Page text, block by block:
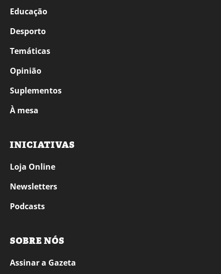
Educação
Desporto
Temáticas
Opinião
Suplementos
À mesa
INICIATIVAS
Loja Online
Newsletters
Podcasts
SOBRE NÓS
Assinar a Gazeta